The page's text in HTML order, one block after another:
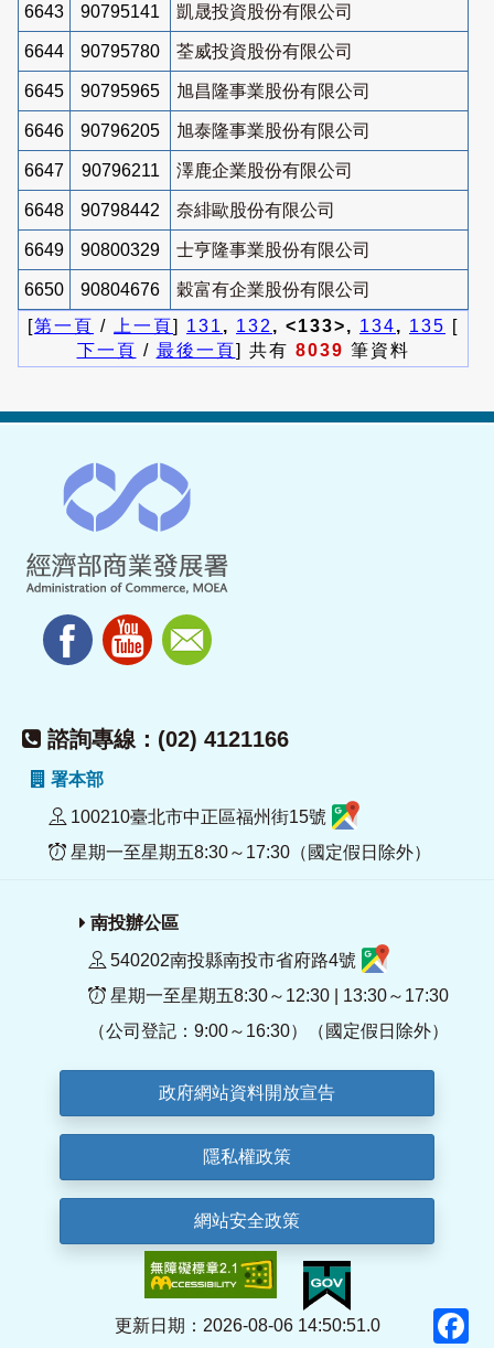
6643 90795141 凱晟投資股份有限公司
6644 90795780 荃威投資股份有限公司
6645 90795965 旭昌隆事業股份有限公司
6646 90796205 旭泰隆事業股份有限公司
6647 90796211 澤鹿企業股份有限公司
6648 90798442 奈緋歐股份有限公司
6649 90800329 士亨隆事業股份有限公司
6650 90804676
穀富有企業股份有限公司
[第一頁 / 上一頁] 131 , 132 , <133>, 134, 135 [
下一頁 / 最後一頁] 共有 8039 筆資料
諮詢專線：(02) 4121166
署本部
100210臺北市中正區福州街15號
星期一至星期五8:30～17:30（國定假日除外）
南投辦公區
540202南投縣南投市省府路4號
星期一至星期五8:30～12:30 | 13:30～17:30
（公司登記：9:00～16:30）（國定假日除外）
政府網站資料開放宣告
隱私權政策
網站安全政策
更新日期：2026-08-06 14:50:51.0